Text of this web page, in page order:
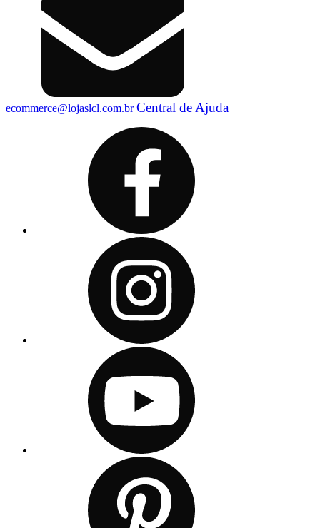
ecommerce@lojaslcl.com.brCentral de Ajuda